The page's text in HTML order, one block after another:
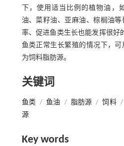
下，使用适当比例的植物油，
油、菜籽油、亚麻油、棕榈油
率、促进鱼类生长也能发挥很好
鱼类正常生长繁殖的情况下，
为饲料脂肪源。
关键词
鱼类 / 鱼油 / 脂肪源 / 饲料 /
源
Key words